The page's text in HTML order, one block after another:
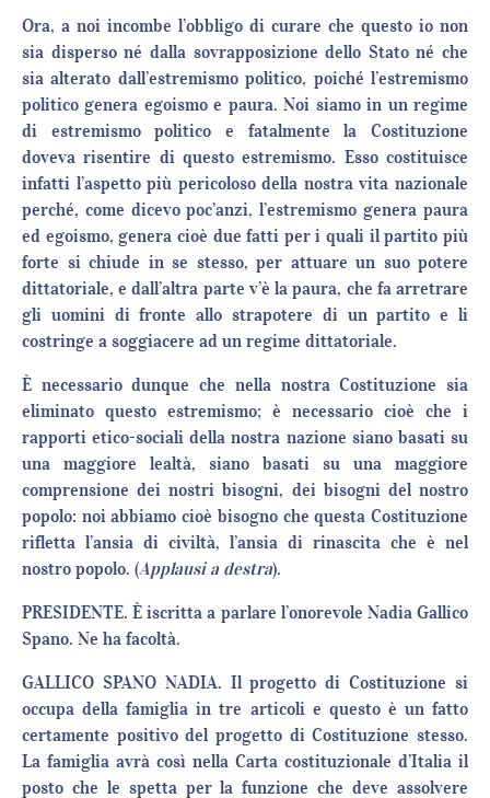
Ora, a noi incombe l’obbligo di curare che questo io non
sia disperso né dalla sovrapposizione dello Stato né che
sia alterato dall’estremismo politico, poiché l’estremismo
politico genera egoismo e paura. Noi siamo in un regime
di estremismo politico e fatalmente la Costituzione
doveva risentire di questo estremismo. Esso costituisce
infatti l’aspetto più pericoloso della nostra vita nazionale
perché, come dicevo poc’anzi, l’estremismo genera paura
ed egoismo, genera cioè due fatti per i quali il partito più
forte si chiude in se stesso, per attuare un suo potere
dittatoriale, e dall’altra parte v’è la paura, che fa arretrare
gli uomini di fronte allo strapotere di un partito e li
costringe a soggiacere ad un regime dittatoriale.
È necessario dunque che nella nostra Costituzione sia
eliminato questo estremismo; è necessario cioè che i
rapporti etico-sociali della nostra nazione siano basati su
una maggiore lealtà, siano basati su una maggiore
comprensione dei nostri bisogni, dei bisogni del nostro
popolo: noi abbiamo cioè bisogno che questa Costituzione
rifletta l’ansia di civiltà, l’ansia di rinascita che è nel
nostro popolo. (Applausi a destra).
PRESIDENTE. È iscritta a parlare l’onorevole Nadia Gallico
Spano. Ne ha facoltà.
GALLICO SPANO NADIA. Il progetto di Costituzione si
occupa della famiglia in tre articoli e questo è un fatto
certamente positivo del progetto di Costituzione stesso.
La famiglia avrà così nella Carta costituzionale d’Italia il
posto che le spetta per la funzione che deve assolvere